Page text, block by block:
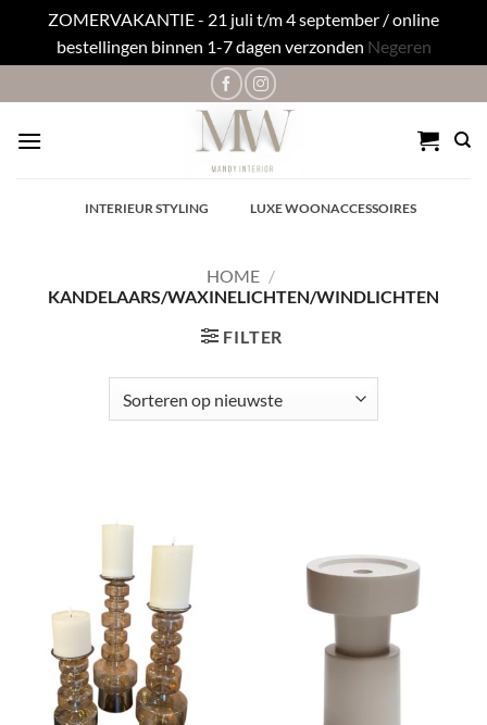
ZOMERVAKANTIE - 21 juli t/m 4 september / online
bestellingen binnen 1-7 dagen verzonden Negeren
naar
inhoud
INTERIEUR STYLING LUXE WOONACCESSOIRES
HOME /
KANDELAARS/WAXINELICHTEN/WINDLICHTEN
FILTER